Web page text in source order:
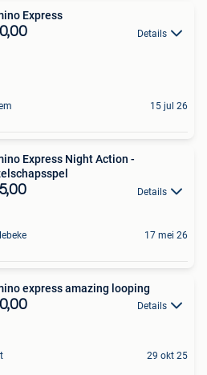
Express
Details
15 jul 26
Express Night Action -
Details
17 mei 26
express amazing looping
Details
29 okt 25